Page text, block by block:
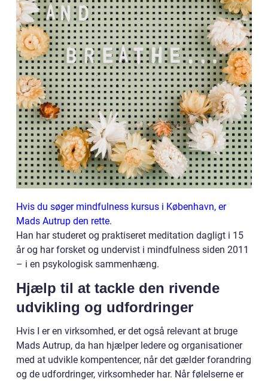
Hvis du søger mindfulness kursus i København, er
Mads Autrup den rette.
Han har studeret og praktiseret meditation dagligt i 15
år og har forsket og undervist i mindfulness siden 2011
– i en psykologisk sammenhæng.
Hjælp til at tackle den rivende
udvikling og udfordringer
Hvis I er en virksomhed, er det også relevant at bruge
Mads Autrup, da han hjælper ledere og organisationer
med at udvikle kompentencer, når det gælder forandring
og de udfordringer, virksomheder har. Når følelserne er